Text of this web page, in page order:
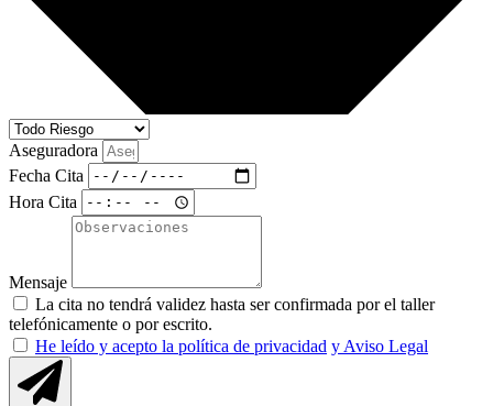
Aseguradora
Fecha Cita
Hora Cita
Mensaje
La cita no tendrá validez hasta ser confirmada por el taller
telefónicamente o por escrito.
He leído y acepto la política de privacidad y Aviso Legal